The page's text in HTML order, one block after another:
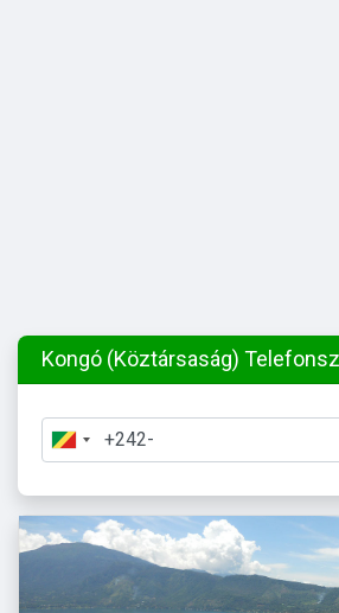
Kongó (Köztársaság)